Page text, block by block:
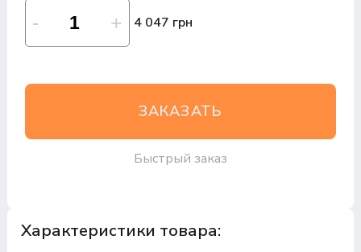
4 047 грн
ЗАКАЗАТЬ
Быстрый заказ
Характеристики товара: